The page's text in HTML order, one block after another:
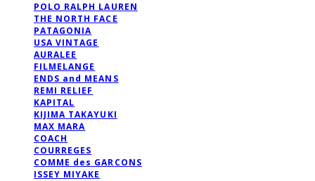
POLO RALPH LAUREN
THE NORTH FACE
PATAGONIA
USA VINTAGE
AURALEE
FILMELANGE
ENDS and MEANS
REMI RELIEF
KAPITAL
KIJIMA TAKAYUKI
MAX MARA
COACH
COURREGES
COMME des GARCONS
ISSEY MIYAKE